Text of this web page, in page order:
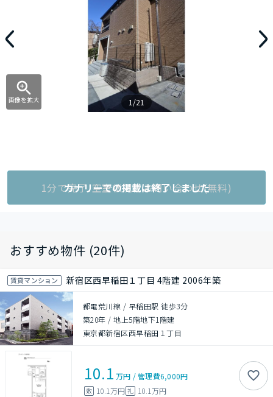
画像を拡大 1/21
1分で完了!空室状況をお問い合わせ(無料)
カナリーでの掲載は終了しました
おすすめ物件 (20件)
賃貸マンション 新宿区西早稲田１丁目 4階建 2006年築
都電荒川線 / 早稲田駅 徒歩3分
築20年 /地上5階地下1階建
東京都新宿区西早稲田１丁目
10.1 万円 /管理費6,000円
敷 10.1万円 礼 10.1万円